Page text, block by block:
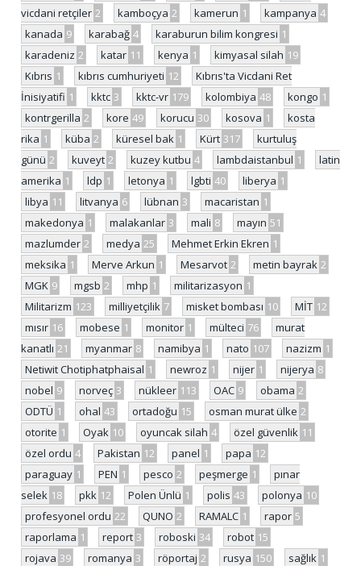
vicdani retçiler 2 kamboçya 2 kamerun 1 kampanya 4
kanada 9 karabağ 4 karaburun bilim kongresi 1
karadeniz 2 katar 11 kenya 1 kimyasal silah 19
Kıbrıs 1 kıbrıs cumhuriyeti 12
Kıbrıs'ta Vicdani Ret
İnisiyatifi 1 kktc 3 kktc-vr 179 kolombiya 48 kongo 1
kontrgerilla 2 kore 49 korucu 30 kosova 1
kosta
rika 1 küba 2 küresel bak 1 Kürt 317
kurtuluş
günü 2 kuveyt 2 kuzey kutbu 4 lambdaistanbul 1
latin
amerika 1 ldp 1 letonya 1 lgbti 40 liberya 1
libya 11 litvanya 6 lübnan 3 macaristan 1
makedonya 1 malakanlar 3 mali 8 mayın 51
mazlumder 2 medya 25 Mehmet Erkin Ekren 1
meksika 1 Merve Arkun 1 Mesarvot 2 metin bayrak 2
MGK 9 mgsb 2 mhp 1 militarizasyon 1
Militarizm 123 milliyetçilik 7 misket bombası 10 MİT 12
mısır 16 mobese 1 monitor 1 mülteci 76
murat
kanatlı 21 myanmar 8 namibya 1 nato 107 nazizm 1
Netiwit Chotiphatphaisal 1 newroz 1 nijer 1 nijerya 8
nobel 9 norveç 3 nükleer 113 OAC 9 obama 2
ODTÜ 1 ohal 43 ortadoğu 15 osman murat ülke 2
otorite 1 Oyak 10 oyuncak silah 4 özel güvenlik 11
özel ordu 4 Pakistan 12 panel 1 papa 12
paraguay 1 PEN 1 pesco 2 peşmerge 1
pınar
selek 18 pkk 12 Polen Ünlü 1 polis 43 polonya 10
profesyonel ordu 22 QUNO 2 RAMALC 1 rapor 5
raporlama 1 report 3 roboski 34 robot 15
rojava 39 romanya 3 röportaj 2 rusya 150 sağlık 1